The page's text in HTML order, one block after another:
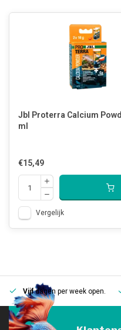
Jbl Proterra Calcium
ml
€15,49
Vergelijk
Vijfdagen per week open.